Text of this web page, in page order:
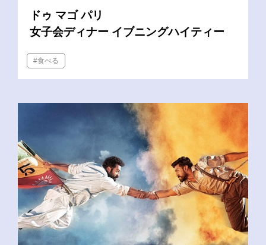
ドゥ マゴ パリ
女子会ディナー イブニングハイティー
#食べる